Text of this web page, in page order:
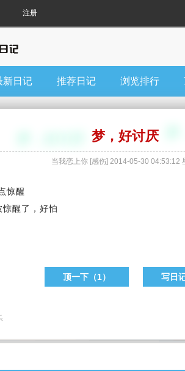
注册
新日记 推荐日记 浏览排行
梦，好讨厌
当我恋上你 [感伤] 2014-05-30 04:53:12
惊醒
醒了，好怕
顶一下（1） 写日